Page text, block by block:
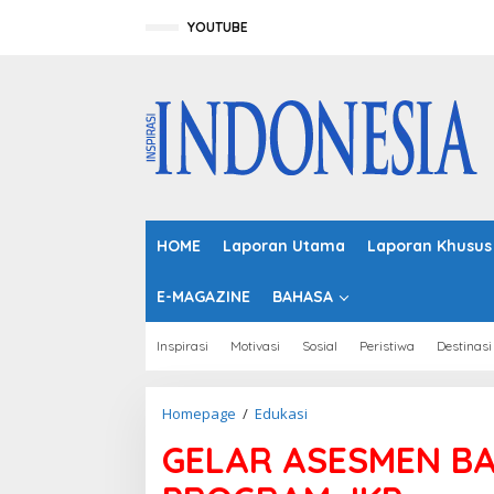
YOUTUBE
HOME Laporan Utama Laporan Khusus
E-MAGAZINE BAHASA
Inspirasi Motivasi Sosial Peristiwa Destinasi
Homepage / Edukasi
L
A
GELAR ASESMEN